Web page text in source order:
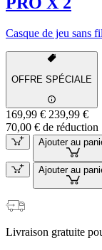
Casque de jeu sans
OFFRE SPÉCIALE
169,99 € 239,99 €
70,00 € de réduction
Ajouter au
Ajouter au
Livraison gratuite